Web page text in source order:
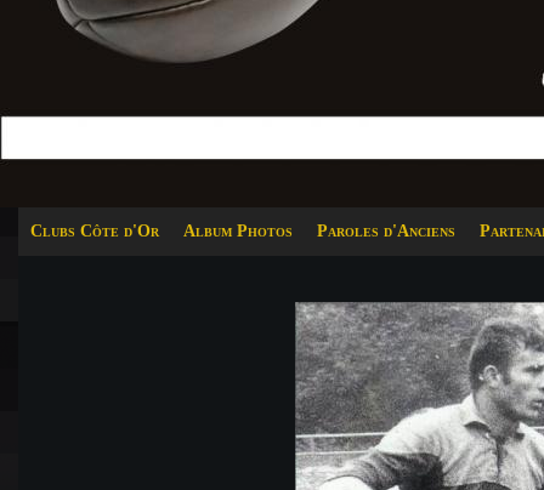
Clubs Côte d'Or Album Photos Paroles d'Anciens